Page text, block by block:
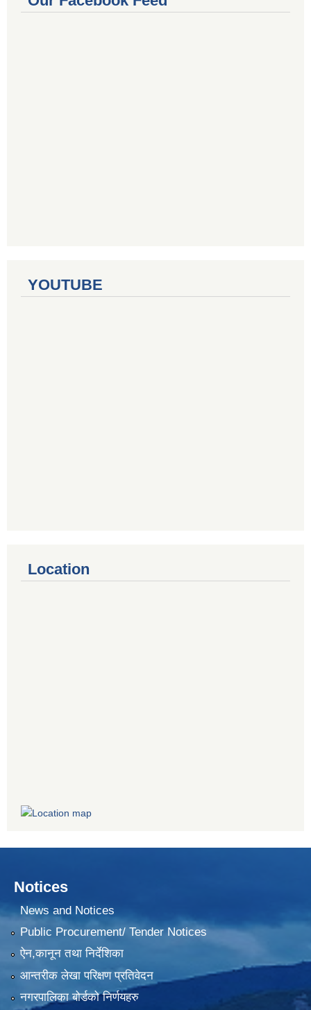
YOUTUBE
Location
Notices
News and Notices
Public Procurement/ Tender Notices
ऐन,कानून तथा निर्देशिका
आन्तरीक लेखा परिक्षण प्रतिवेदन
नगरपालिका बोर्डको निर्णयहरु